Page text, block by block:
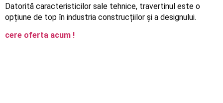
Datorită caracteristicilor sale tehnice, travertinul este o
opțiune de top în industria construcțiilor și a designului.
cere oferta acum !